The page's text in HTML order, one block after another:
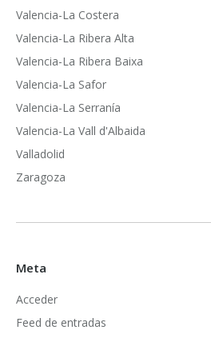
Valencia-La Costera
Valencia-La Ribera Alta
Valencia-La Ribera Baixa
Valencia-La Safor
Valencia-La Serranía
Valencia-La Vall d'Albaida
Valladolid
Zaragoza
Meta
Acceder
Feed de entradas